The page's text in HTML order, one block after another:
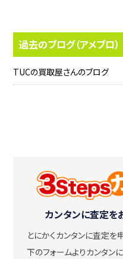
過去のブログ（アメブロ）
TUCの買取屋さんのブログ
カンタンに査定を
とにかくカンタンに査定を
下のフォームよりカンタン